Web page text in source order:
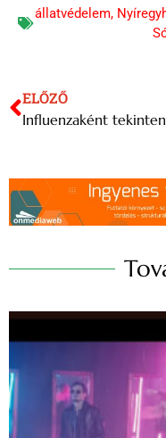
állatvédelem,
ELŐZŐ